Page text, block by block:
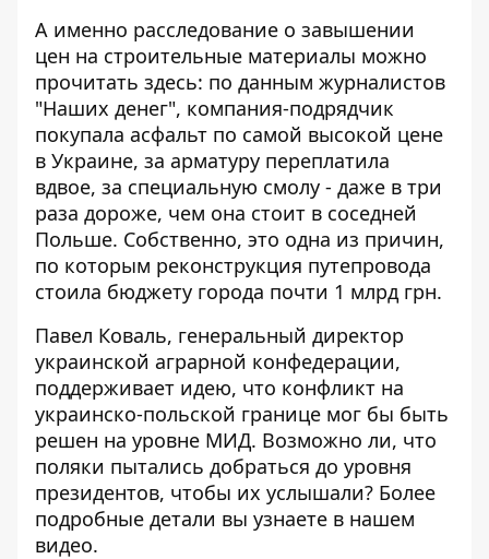
А именно расследование о завышении
цен на строительные материалы можно
прочитать здесь: по данным журналистов
"Наших денег", компания-подрядчик
покупала асфальт по самой высокой цене
в Украине, за арматуру переплатила
вдвое, за специальную смолу - даже в три
раза дороже, чем она стоит в соседней
Польше. Собственно, это одна из причин,
по которым реконструкция путепровода
стоила бюджету города почти 1 млрд грн.
Павел Коваль, генеральный директор
украинской аграрной конфедерации,
поддерживает идею, что конфликт на
украинско-польской границе мог бы быть
решен на уровне МИД. Возможно ли, что
поляки пытались добраться до уровня
президентов, чтобы их услышали? Более
подробные детали вы узнаете в нашем
видео.